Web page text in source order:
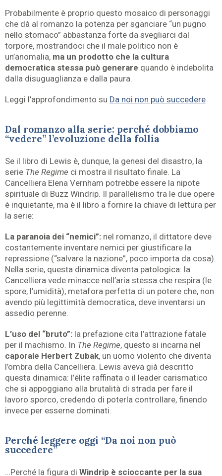
Probabilmente è proprio questo mosaico di personaggi
che dà al romanzo la potenza per sganciare “un pugno
nello stomaco” abbastanza forte da svegliarci dal
torpore, mostrandoci che il male politico non è
un’anomalia, ma un prodotto che la cultura
democratica stessa può generare quando è indebolita
dalla disuguaglianza e dalla paura.
Leggi l’approfondimento su Da noi non può succedere
Dal romanzo alla serie: perché dobbiamo
“vedere” l’evoluzione della follia
Se il libro di Lewis è, dunque, la genesi del disastro, la
serie The Regime ci mostra il risultato finale. La
Cancelliera Elena Vernham potrebbe essere la nipote
spirituale di Buzz Windrip. Il parallelismo tra le due opere
è inquietante, ma è il libro a fornire la chiave di lettura per
la serie:
La paranoia dei “nemici”: nel romanzo, il dittatore deve
costantemente inventare nemici per giustificare la
repressione (“salvare la nazione”, poco importa da cosa).
Nella serie, questa dinamica diventa patologica: la
Cancelliera vede minacce nell’aria stessa che respira (le
spore, l’umidità), metafora perfetta di un potere che, non
avendo più legittimità democratica, deve inventarsi un
assedio perenne.
L’uso del “bruto”: la prefazione cita l’attrazione fatale
per il machismo. In The Regime, questo si incarna nel
caporale Herbert Zubak, un uomo violento che diventa
l’ombra della Cancelliera. Lewis aveva già descritto
questa dinamica: l’élite raffinata o il leader carismatico
che si appoggiano alla brutalità di strada per fare il
lavoro sporco, credendo di poterla controllare, finendo
invece per esserne dominati.
Perché leggere oggi “Da noi non può
succedere”
…Perché la figura di Windrip è scioccante per la sua